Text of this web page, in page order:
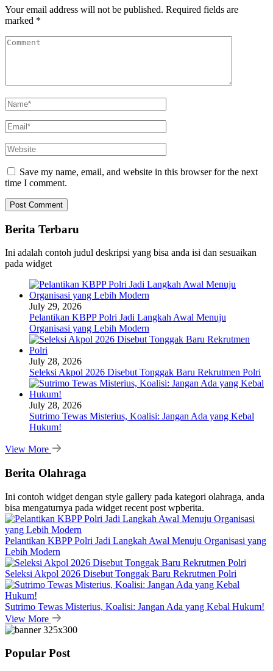
Your email address will not be published. Required fields are
marked *
Save my name, email, and website in this browser for the next
time I comment.
Berita Terbaru
Ini adalah contoh judul deskripsi yang bisa anda isi dan sesuaikan
pada widget
July 29, 2026
Pelantikan KBPP Polri Jadi Langkah Awal Menuju
Organisasi yang Lebih Modern
July 28, 2026
Seleksi Akpol 2026 Disebut Tonggak Baru Rekrutmen Polri
July 28, 2026
Sutrimo Tewas Misterius, Koalisi: Jangan Ada yang Kebal
Hukum!
View More
Berita Olahraga
Ini contoh widget dengan style gallery pada kategori olahraga, anda
bisa mengaturnya pada widget recent post wpberita.
Pelantikan KBPP Polri Jadi Langkah Awal Menuju Organisasi yang
Lebih Modern
Seleksi Akpol 2026 Disebut Tonggak Baru Rekrutmen Polri
Sutrimo Tewas Misterius, Koalisi: Jangan Ada yang Kebal Hukum!
View More
Popular Post